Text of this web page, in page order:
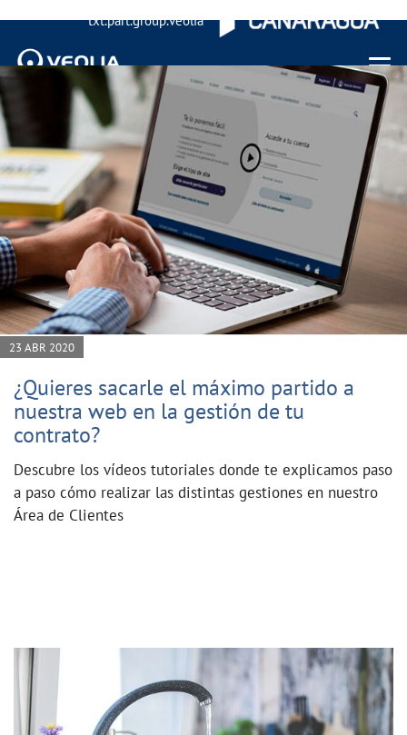
txt.part.group.veolia
Menu
23 ABR 2020
¿Quieres sacarle el máximo partido a
nuestra web en la gestión de tu
contrato?
Descubre los vídeos tutoriales donde te explicamos paso
a paso cómo realizar las distintas gestiones en nuestro
Área de Clientes